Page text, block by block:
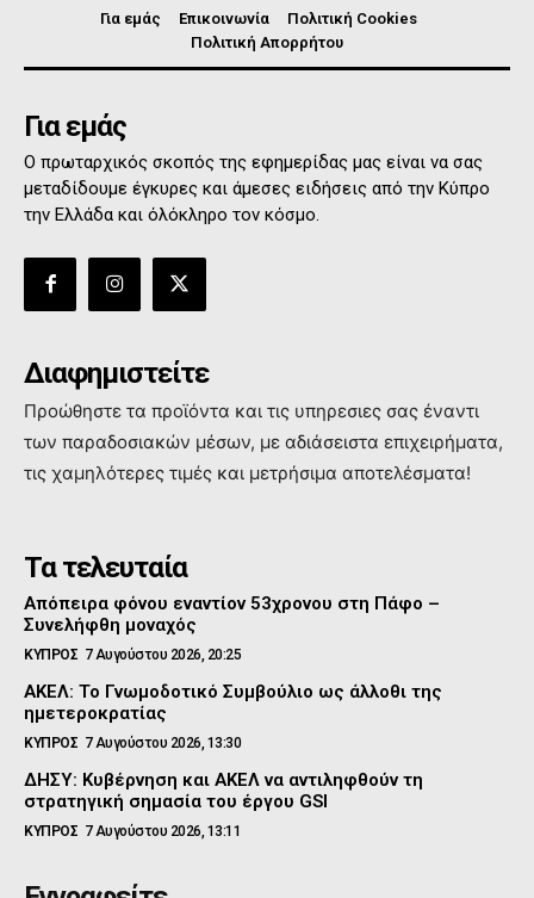
Για εμάς Επικοινωνία
Πολιτική Cookies
Πολιτική Απορρήτου
Για εμάς
Ο πρωταρχικός σκοπός της εφημερίδας μας είναι να σας
μεταδίδουμε έγκυρες και άμεσες ειδήσεις από την Κύπρο
την Ελλάδα και όλόκληρο τον κόσμο.
Διαφημιστείτε
Προώθηστε τα προϊόντα και τις υπηρεσιες σας έναντι
των παραδοσιακών μέσων, με αδιάσειστα επιχειρήματα,
τις χαμηλότερες τιμές και μετρήσιμα αποτελέσματα!
Τα τελευταία
Απόπειρα φόνου εναντίον 53χρονου στη Πάφο –
Συνελήφθη μοναχός
ΚΥΠΡΟΣ 7 Αυγούστου 2026, 20:25
ΑΚΕΛ: Το Γνωμοδοτικό Συμβούλιο ως άλλοθι της
ημετεροκρατίας
ΚΥΠΡΟΣ 7 Αυγούστου 2026, 13:30
ΔΗΣΥ: Κυβέρνηση και ΑΚΕΛ να αντιληφθούν τη
στρατηγική σημασία του έργου GSI
ΚΥΠΡΟΣ 7 Αυγούστου 2026, 13:11